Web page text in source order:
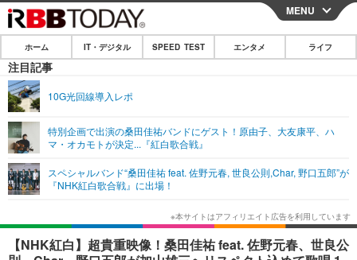
CLOSE
ホーム
IT・デジタル
ネタ
ショッピング その他
SPEED TEST
エンタメ
エンタメTOP
韓国・芸能
音楽 スポーツ
ライフ
ライフTOP グルメ
ペット ショッピング
リリース一覧
プッシュ通知の停止方法
MENU
ホーム IT・デジタル SPEED TEST エンタメ ライフ
注目記事
10G光回線導入レポ
特別企画で出演の桑田佳祐バンドにゲスト！原由子、大友康平、ハ
マ・オカモトが決定...『紅白歌合戦』
スペシャルバンド“桑田佳祐 feat. 佐野元春, 世良公則,Char, 野口五郎”が
『NHK紅白歌合戦』に出場！
【NHK紅白】超貴重映像！桑田佳祐 feat. 佐野元春、世良公